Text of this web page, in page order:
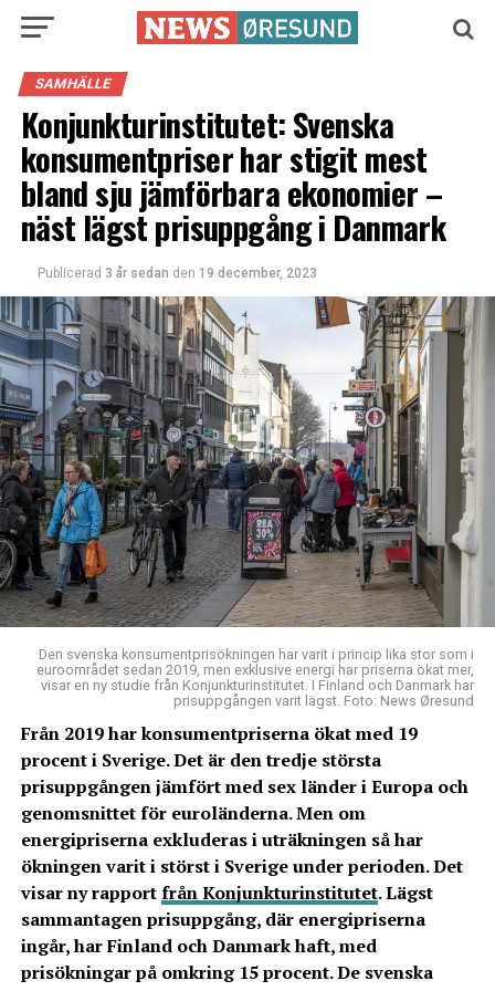
SAMHÄLLE
Konjunkturinstitutet: Svenska
konsumentpriser har stigit mest
bland sju jämförbara ekonomier –
näst lägst prisuppgång i Danmark
Publicerad 3 år sedan den 19 december, 2023
Den svenska konsumentprisökningen har varit i princip lika stor som i
euroområdet sedan 2019, men exklusive energi har priserna ökat mer,
visar en ny studie från Konjunkturinstitutet. I Finland och Danmark har
prisuppgången varit lägst. Foto: News Øresund
Från 2019 har konsumentpriserna ökat med 19
procent i Sverige. Det är den tredje största
prisuppgången jämfört med sex länder i Europa och
genomsnittet för euroländerna. Men om
energipriserna exkluderas i uträkningen så har
ökningen varit i störst i Sverige under perioden. Det
visar ny rapportfrån Konjunkturinstitutet. Lägst
sammantagen prisuppgång, där energipriserna
ingår, har Finland och Danmark haft, med
prisökningar på omkring 15 procent. De svenska